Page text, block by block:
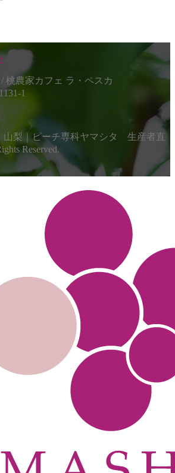
桃農家カフェ ラ・ペスカ
1
梨｜ピーチ専科ヤマシタ 生産者直
Reserved.